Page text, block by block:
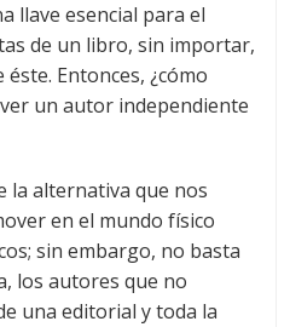
llave esencial para el
de un libro, sin importar,
Entonces, ¿cómo
un autor independiente
la alternativa que nos
en el mundo físico
sin embargo, no basta
los autores que no
una editorial y toda la